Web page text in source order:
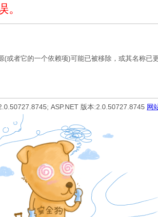
。
一个依赖项)可能已被移除，或其名称已更改
ASP.NET 版本:2.0.50727.8745 网